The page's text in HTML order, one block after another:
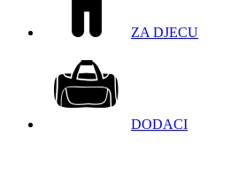
ZA DJECU
DODACI